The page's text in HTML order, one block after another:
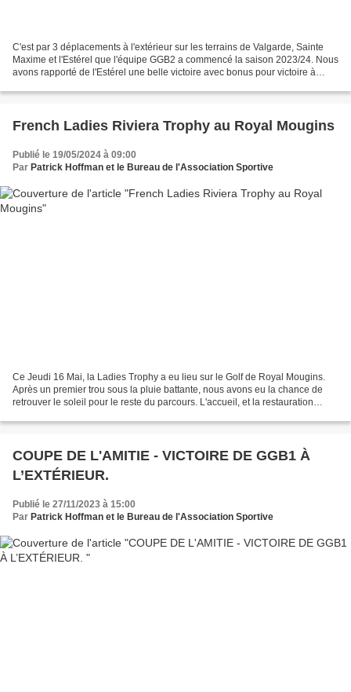
C'est par 3 déplacements à l'extérieur sur les terrains de Valgarde, Sainte
Maxime et l'Estérel que l'équipe GGB2 a commencé la saison 2023/24. Nous
avons rapporté de l'Estérel une belle victoire avec bonus pour victoire à
French Ladies Riviera Trophy au Royal Mougins
Publié le 19/05/2024 à 09:00
Par Patrick Hoffman et le Bureau de l'Association Sportive
Ce Jeudi 16 Mai, la Ladies Trophy a eu lieu sur le Golf de Royal Mougins.
Après un premier trou sous la pluie battante, nous avons eu la chance de
retrouver le soleil pour le reste du parcours. L'accueil, et la restauration
COUPE DE L'AMITIE - VICTOIRE DE GGB1 À
L’EXTÉRIEUR.
Publié le 27/11/2023 à 15:00
Par Patrick Hoffman et le Bureau de l'Association Sportive